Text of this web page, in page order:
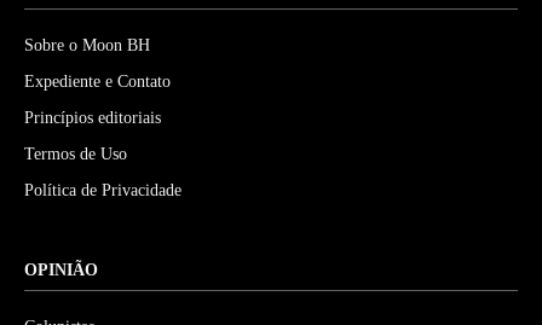
Sobre o Moon BH
Expediente e Contato
Princípios editoriais
Termos de Uso
Política de Privacidade
OPINIÃO